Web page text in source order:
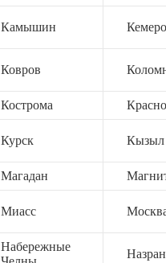
Камышин
Ковров
Кострома
Курск Кызыл
Магадан
Миасс
Набережные